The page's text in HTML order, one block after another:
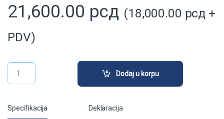
21,600.00 рсд (18,000.00 рсд +
PDV)
EPSON Ink (C13T41F240) CYAN UltraChrome XD2 quantity
Dodaj u korpu
Specifikacija Deklaracija